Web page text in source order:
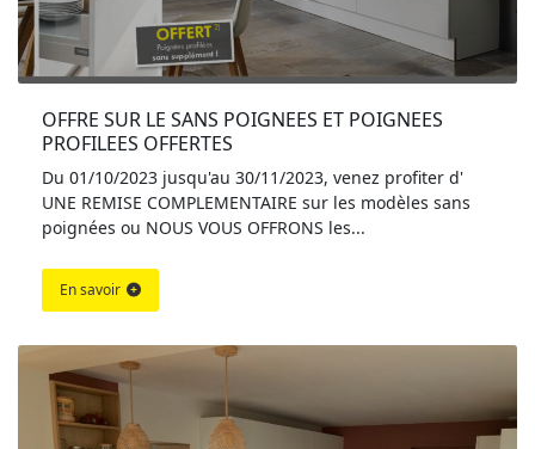
OFFRE SUR LE SANS POIGNEES ET POIGNEES
PROFILEES OFFERTES
Du 01/10/2023 jusqu'au 30/11/2023, venez profiter d'
UNE REMISE COMPLEMENTAIRE sur les modèles sans
poignées ou NOUS VOUS OFFRONS les...
En savoir